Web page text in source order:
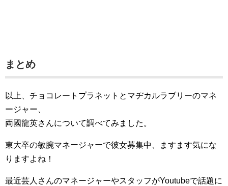
まとめ
以上、チョコレートプラネットとマヂカルラブリーのマネ
ージャー、
両國龍英さんについて調べてみました。
東大卒の敏腕マネージャーで彼女募集中、ますます気にな
りますよね！
最近芸人さんのマネージャーやスタッフがYoutubeで話題に